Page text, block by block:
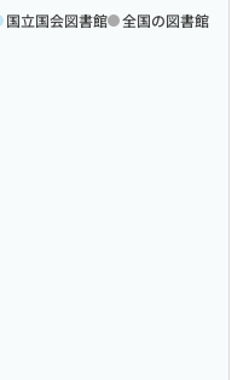
国立国会図書館 全国の図書館